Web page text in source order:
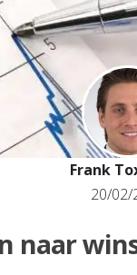
Frank
20/02/
naar